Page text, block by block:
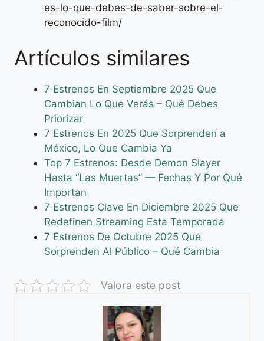
es-lo-que-debes-de-saber-sobre-el-
reconocido-film/
Artículos similares
7 Estrenos En Septiembre 2025 Que
Cambian Lo Que Verás – Qué Debes
Priorizar
7 Estrenos En 2025 Que Sorprenden a
México, Lo Que Cambia Ya
Top 7 Estrenos: Desde Demon Slayer
Hasta “Las Muertas” — Fechas Y Por Qué
Importan
7 Estrenos Clave En Diciembre 2025 Que
Redefinen Streaming Esta Temporada
7 Estrenos De Octubre 2025 Que
Sorprenden Al Público – Qué Cambia
Valora este post